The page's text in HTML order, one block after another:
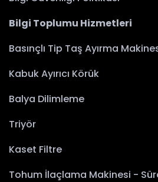
Bilgi Toplumu Hizmetleri
Basınçlı Tip Taş Ayırma
Kabuk Ayırıcı Körük
Balya Dilimleme
Triyör
Kaset Filtre
Tohum İlaçlama Makinesi -